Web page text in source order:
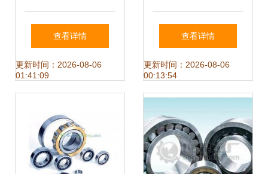
地区玉米收获机与
水田撒肥机生产厂
查看详情
更新时间：2026-08-06
01:41:09
6403轴承·品质如
新，超值底价速抢
— 实力源厂价直供
天津闽业机电设备
查看详情
更新时间：2026-08-06
00:13:54